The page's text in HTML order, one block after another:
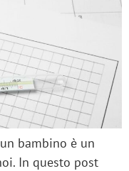
bambino è un
In questo post